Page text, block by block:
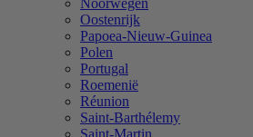
Oostenrijk
Papoea-Nieuw-Guinea
Polen
Portugal
Roemenië
Réunion
Saint-Barthélemy
Saint-Martin